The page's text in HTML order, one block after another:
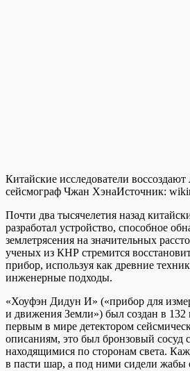
Китайские исследователи
сейсмограф Чжан ХэнаИсточник:
Почти два тысячелетия назад
разработал устройство, способное
землетрясения на значительных
ученых из КНР стремится
прибор, используя как древние
инженерные подходы.
«Хоуфэн Дидун И» («прибор для
и движения Земли») был создан в 132
первым в мире детектором
описаниям, это был бронзовый сосуд
находящимися по сторонам света.
в пасти шар, а под ними сидели жабы